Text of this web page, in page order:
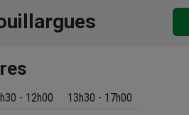
- 12h00
13h30 - 17h00